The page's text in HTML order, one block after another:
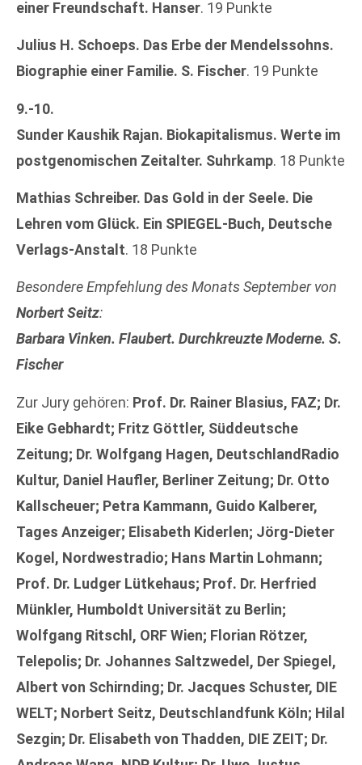
einer Freundschaft. Hanser. 19 Punkte
Julius H. Schoeps. Das Erbe der Mendelssohns.
Biographie einer Familie. S. Fischer. 19 Punkte
9.-10.
Sunder Kaushik Rajan. Biokapitalismus. Werte im
postgenomischen Zeitalter. Suhrkamp. 18 Punkte
Mathias Schreiber. Das Gold in der Seele. Die
Lehren vom Glück. Ein SPIEGEL-Buch, Deutsche
Verlags-Anstalt. 18 Punkte
Besondere Empfehlung des Monats September von
Norbert Seitz:
Barbara Vinken. Flaubert. Durchkreuzte Moderne. S.
Fischer
Zur Jury gehören: Prof. Dr. Rainer Blasius, FAZ; Dr.
Eike Gebhardt; Fritz Göttler, Süddeutsche
Zeitung; Dr. Wolfgang Hagen, DeutschlandRadio
Kultur, Daniel Haufler, Berliner Zeitung; Dr. Otto
Kallscheuer; Petra Kammann, Guido Kalberer,
Tages Anzeiger; Elisabeth Kiderlen; Jörg-Dieter
Kogel, Nordwestradio; Hans Martin Lohmann;
Prof. Dr. Ludger Lütkehaus; Prof. Dr. Herfried
Münkler, Humboldt Universität zu Berlin;
Wolfgang Ritschl, ORF Wien; Florian Rötzer,
Telepolis; Dr. Johannes Saltzwedel, Der Spiegel,
Albert von Schirnding; Dr. Jacques Schuster, DIE
WELT; Norbert Seitz, Deutschlandfunk Köln; Hilal
Sezgin; Dr. Elisabeth von Thadden, DIE ZEIT; Dr.